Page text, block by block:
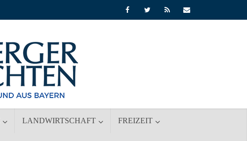
LANDWIRTSCHAFT FREIZEIT